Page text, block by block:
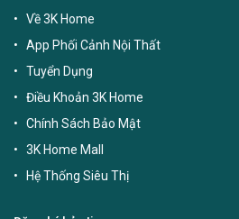
Về 3K Home
App Phối Cảnh Nội Thất
Tuyển Dụng
Điều Khoản 3K Home
Chính Sách Bảo Mật
3K Home Mall
Hệ Thống Siêu Thị